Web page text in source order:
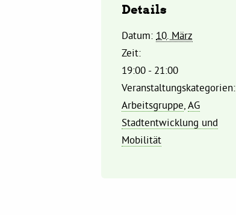
Details
Datum: 10. März
Zeit:
19:00 - 21:00
Veranstaltungskategorien:
Arbeitsgruppe AG
Stadtentwicklung und
Mobilität